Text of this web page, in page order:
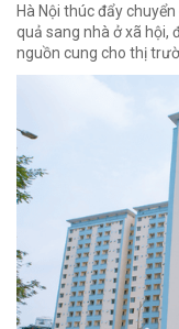
Hà Nội thúc đẩy
quả sang nhà ở xã hội,
nguồn cung cho thị